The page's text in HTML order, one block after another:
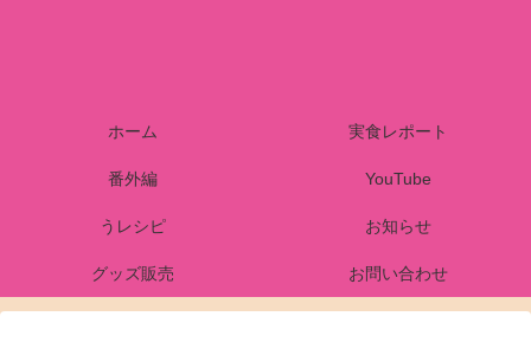
ホーム 実食レポート
番外編 YouTube
うレシピ お知らせ
グッズ販売 お問い合わせ